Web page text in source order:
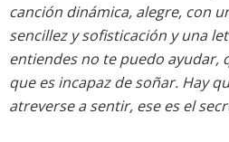
canción dinámica, alegre, con
sencillez y sofisticación y una
entiendes no te puedo ayudar,
que es incapaz de soñar. Hay
atreverse a sentir, ese es el